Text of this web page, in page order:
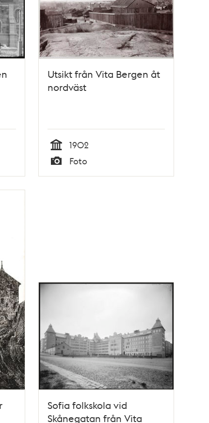
Utsikt från Vita Bergen åt
nordväst
Tid
1902
Typ
Foto
Sofia folkskola vid
Skånegatan från Vita